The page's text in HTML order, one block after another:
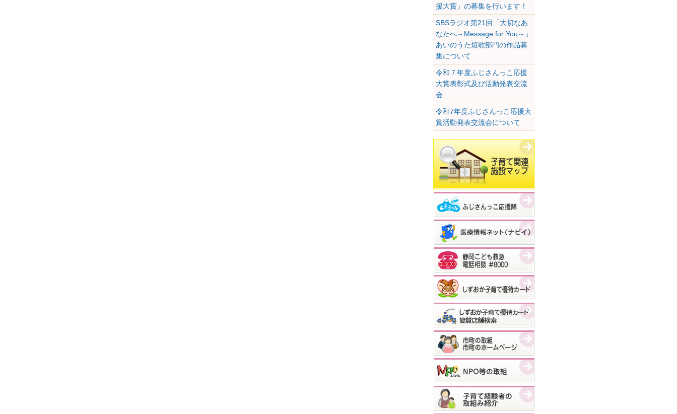
援大賞」の募集を行います！
SBSラジオ第21回「大切なあ
なたへ～Message for You～」
あいのうた短歌部門の作品募
集について
令和７年度ふじさんっこ応援
大賞表彰式及び活動発表交流
会
令和7年度ふじさんっこ応援大
賞活動発表交流会について